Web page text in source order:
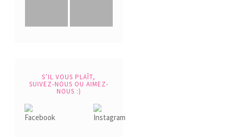
S’IL VOUS PLAÎT,
SUIVEZ-NOUS OU AIMEZ-
NOUS :)